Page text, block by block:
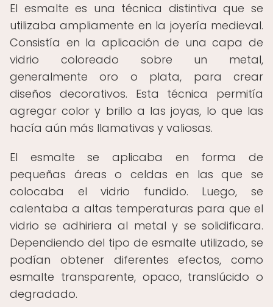
El esmalte es una técnica distintiva que se
utilizaba ampliamente en la joyería medieval.
Consistía en la aplicación de una capa de
vidrio coloreado sobre un metal,
generalmente oro o plata, para crear
diseños decorativos. Esta técnica permitía
agregar color y brillo a las joyas, lo que las
hacía aún más llamativas y valiosas.
El esmalte se aplicaba en forma de
pequeñas áreas o celdas en las que se
colocaba el vidrio fundido. Luego, se
calentaba a altas temperaturas para que el
vidrio se adhiriera al metal y se solidificara.
Dependiendo del tipo de esmalte utilizado, se
podían obtener diferentes efectos, como
esmalte transparente, opaco, translúcido o
degradado.